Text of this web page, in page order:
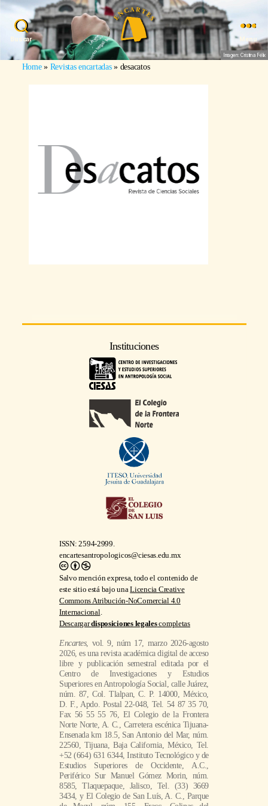
Buscar
Imagen: Cristina Félix
Home» Revistas encartadas» desacatos
Instituciones
ISSN: 2594-2999.
encartesantropologicos@ciesas.edu.mx
Salvo mención expresa, todo el contenido de
este sitio está bajo unaLicencia Creative
Commons Atribución-NoComercial 4.0
Internacional.
Descargardisposiciones legalescompletas
Encartes, vol. 9, núm 17, marzo 2026-agosto
2026, es una revista académica digital de acceso
libre y publicación semestral editada por el
Centro de Investigaciones y Estudios
Superiores en Antropología Social, calle Juárez,
núm. 87, Col. Tlalpan, C. P. 14000, México,
D. F., Apdo. Postal 22-048, Tel. 54 87 35 70,
Fax 56 55 55 76, El Colegio de la Frontera
Norte Norte, A. C., Carretera escénica Tijuana-
Ensenada km 18.5, San Antonio del Mar, núm.
22560, Tijuana, Baja California, México, Tel.
+52 (664) 631 6344, Instituto Tecnológico y de
Estudios Superiores de Occidente, A.C.,
Periférico Sur Manuel Gómez Morin, núm.
8585, Tlaquepaque, Jalisco, Tel. (33) 3669
3434, y El Colegio de San Luís, A. C., Parque